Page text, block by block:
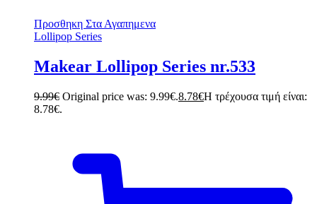
Προσθηκη Στα Αγαπημενα
Lollipop Series
Makear Lollipop Series nr.533
9.99€ Original price was: 9.99€.8.78€Η τρέχουσα τιμή είναι:
8.78€.